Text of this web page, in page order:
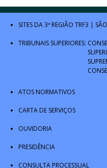
SITES DA 3ª REGIÃO TRF3 |
TRIBUNAIS SUPERIORES:
ATOS NORMATIVOS
CARTA DE SERVIÇOS
OUVIDORIA
PRESIDÊNCIA
CONSULTA PROCESSUAL